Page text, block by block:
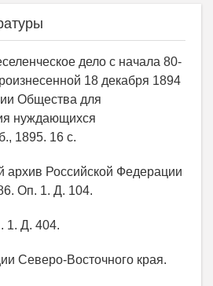
дело с начала 80-
18 декабря 1894
Общества для
нуждающихся
1895. 16 с.
архив Российской Федерации
Оп. 1. Д. 104.
1. Д. 404.
Северо-Восточного края.